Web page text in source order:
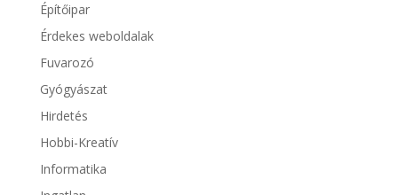
Építőipar
Érdekes weboldalak
Fuvarozó
Gyógyászat
Hirdetés
Hobbi-Kreatív
Informatika